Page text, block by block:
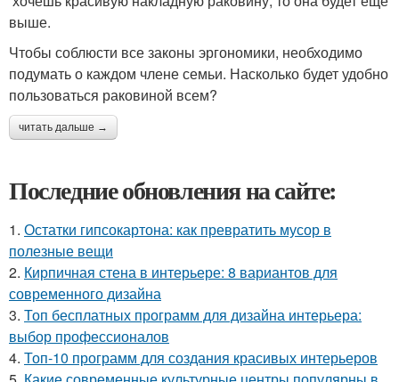
выше.
Чтобы соблюсти все законы эргономики, необходимо
подумать о каждом члене семьи. Насколько будет удобно
пользоваться раковиной всем?
читать дальше →
Последние обновления на сайте:
1. Остатки гипсокартона: как превратить мусор в
полезные вещи
2. Кирпичная стена в интерьере: 8 вариантов для
современного дизайна
3. Топ бесплатных программ для дизайна интерьера:
выбор профессионалов
4. Топ-10 программ для создания красивых интерьеров